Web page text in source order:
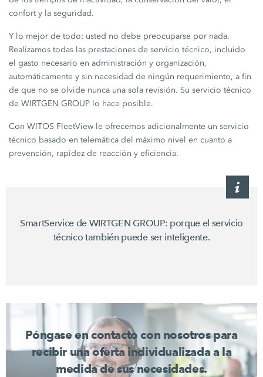
confort y la seguridad.
Y lo mejor de todo: usted no debe preocuparse por nada.
Realizamos todas las prestaciones de servicio técnico, incluido
el gasto necesario en administración y organización,
automáticamente y sin necesidad de ningún requerimiento, a fin
de que no se olvide nunca una sola revisión. Su servicio técnico
de WIRTGEN GROUP lo hace posible.
Con WITOS FleetView le ofrecemos adicionalmente un servicio
técnico basado en telemática del máximo nivel en cuanto a
prevención, rapidez de reacción y eficiencia.
SmartService de WIRTGEN GROUP: porque el servicio
técnico también puede ser inteligente.
Póngase en contacto con nosotros para
recibir una oferta individualizada a la
medida de sus necesidades.